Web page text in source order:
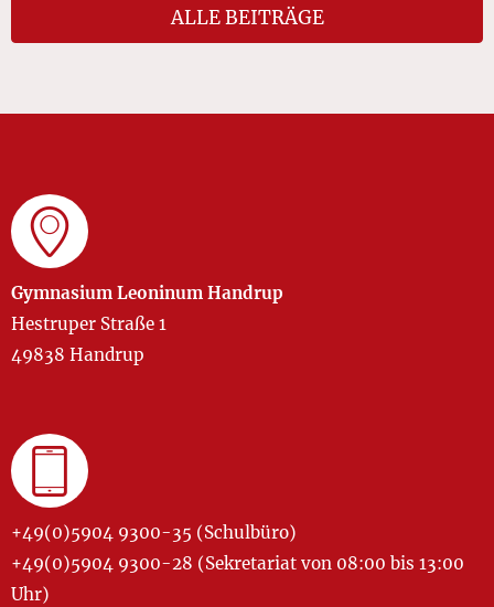
ALLE BEITRÄGE
Gymnasium Leoninum Handrup
Hestruper Straße 1
49838 Handrup
+49(0)5904 9300-35 (Schulbüro)
+49(0)5904 9300-28 (Sekretariat von 08:00 bis 13:00
Uhr)